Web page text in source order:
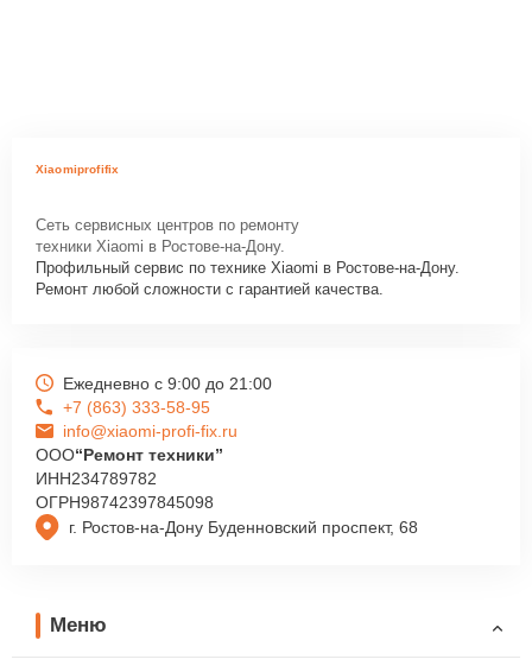
Xiaomiprofifix
Сеть сервисных центров по ремонту
техники Xiaomi в Ростове-на-Дону.
Профильный сервис по технике Xiaomi в Ростове-на-Дону.
Ремонт любой сложности с гарантией качества.
г. Ростов-на-Дону Буденновский проспект, 68
Ежедневно с 9:00 до 21:00
+7 (863) 333-58-95
info@xiaomi-profi-fix.ru
ООО“Ремонт техники”
ИНН234789782
ОГРН98742397845098
Меню